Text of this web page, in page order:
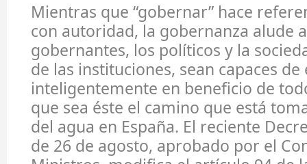
Mientras que “gobernar” hace
con autoridad, la gobernanza alude
gobernantes, los políticos y la
de las instituciones, sean capaces
inteligentemente en beneficio de
que sea éste el camino que está
del agua en España. El reciente
de 26 de agosto, aprobado por el